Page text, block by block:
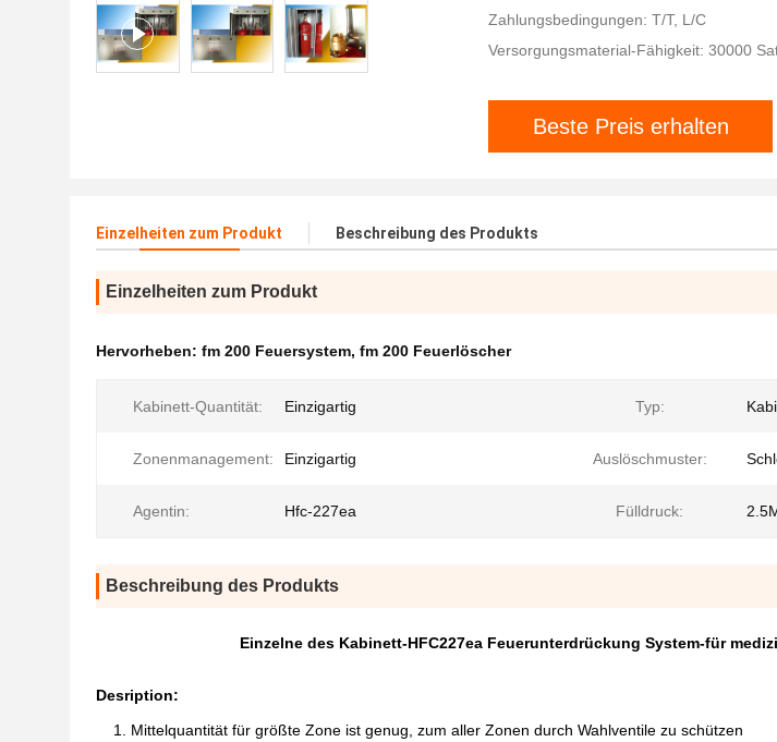
Zahlungsbedingungen: T/T, L/C
Versorgungsmaterial-Fähigkeit: 30000
Beste Preis erhalten
Einzelheiten zum Produkt Beschreibung des Produkts
Einzelheiten zum Produkt
Hervorheben: fm 200 Feuersystem, fm 200 Feuerlöscher
Kabinett-Quantität: Einzigartig Typ:
Zonenmanagement: Einzigartig Auslöschmuster:
Agentin: Hfc-227ea Fülldruck:
Beschreibung des Produkts
Einzelne des Kabinett-HFC227ea Feuerunterdrückung System-für
Desription:
1. Mittelquantität für größte Zone ist genug, zum aller Zonen durch Wahlventile zu schützen